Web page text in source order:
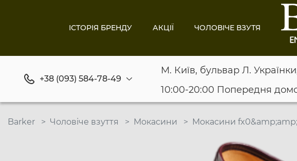
ІСТОРІЯ БРЕНДУ АКЦІЇ ЧОЛОВІЧЕ ВЗУТЯ
+38 (093) 584-78-49
М. Київ, бульвар Л.
10:00-20:00 Попередня
Barker Чоловіче взуття Мокасини Мокасини